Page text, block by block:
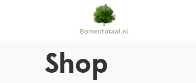
Shop